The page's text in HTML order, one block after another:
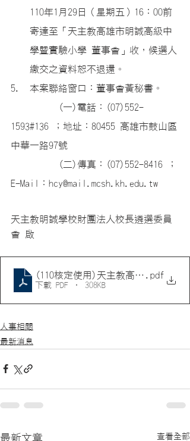
110年1月29日（星期五）16：00前
寄達至「天主教高雄市明誠高級中
學暨實驗小學 董事會」收，候選人
繳交之資料恕不退還。
本案聯絡窗口：董事會黃秘書。
1593#136 ；地址：80455 高雄市鼓山區
中華一路97號
E-Mail：hcy@mail.mcsh.kh.edu.tw
天主教明誠學校財團法人校長遴選委員
會 啟
(110核定使用)天主教高雄市明誠高
.pdf
下載 PDF • 308KB
人事相關
最新消息
最新文章 查看全部